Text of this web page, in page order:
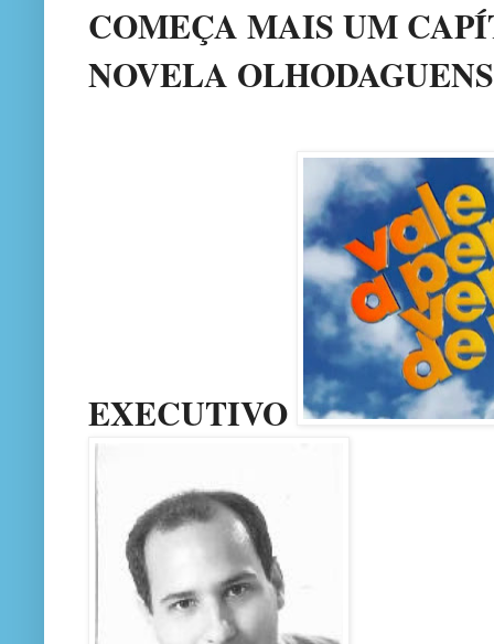
COMEÇA MAIS UM
NOVELA
EXECUTIVO